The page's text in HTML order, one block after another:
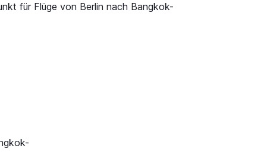
für Flüge von Berlin nach Bangkok-